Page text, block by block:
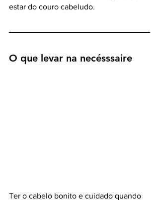
estar do couro cabeludo.
O que levar na necésssaire
Ter o cabelo bonito e cuidado quando